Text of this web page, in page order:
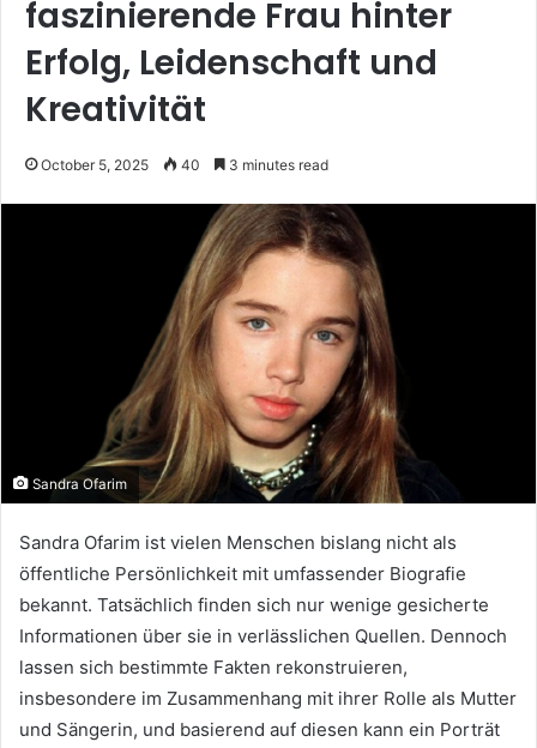
faszinierende Frau hinter
Erfolg, Leidenschaft und
Kreativität
October 5, 2025 40 3 minutes read
Sandra Ofarim
Sandra Ofarim ist vielen Menschen bislang nicht als
öffentliche Persönlichkeit mit umfassender Biografie
bekannt. Tatsächlich finden sich nur wenige gesicherte
Informationen über sie in verlässlichen Quellen. Dennoch
lassen sich bestimmte Fakten rekonstruieren,
insbesondere im Zusammenhang mit ihrer Rolle als Mutter
und Sängerin, und basierend auf diesen kann ein Porträt